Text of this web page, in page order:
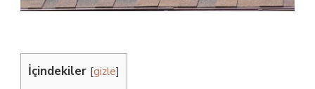
İçindekiler [gizle]